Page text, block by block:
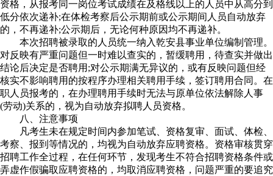
资格，从报考同一岗位考试成绩在及格线以上的人员中从高分到
低分依次递补;在体检考察后公示期前或公示期间人员自动放弃
的，不再递补;公示期后，无论何种原因均不再递补。
本次招聘被录取的人员统一纳入乾安县事业单位编制管理。
对反映有严重问题但一时难以查实的，暂缓聘用，待查实并做出
结论后决定是否聘用;对公示期满无异议的，或有反映问题但经
核实不影响聘用的按程序办理相关聘用手续，签订聘用合同。在
职人员报考的，在办理聘用手续时无法与原单位依法解除人事
(劳动)关系的，视为自动放弃拟聘人员资格。
八、注意事项
凡考生未在规定时间内参加笔试、资格复审、面试、体检、
考察、报到等情况的，均视为自动放弃应聘资格。资格审核贯穿
招聘工作全过程，在任何环节，发现考生不符合招聘资格条件或
弄虚作假骗取应聘资格的，均取消应聘资格，问题严重的要追究